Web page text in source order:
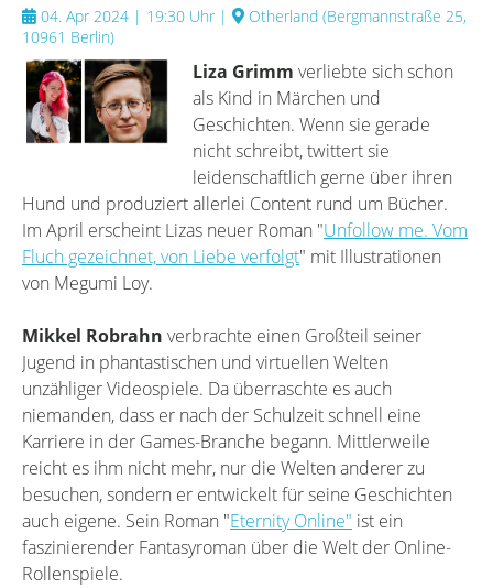
04. Apr 2024 | 19:30 Uhr | Otherland (Bergmannstraße 25,
10961 Berlin)
Liza Grimm verliebte sich schon
als Kind in Märchen und
Geschichten. Wenn sie gerade
nicht schreibt, twittert sie
leidenschaftlich gerne über ihren
Hund und produziert allerlei Content rund um Bücher.
Im April erscheint Lizas neuer Roman "Unfollow me. Vom
Fluch gezeichnet, von Liebe verfolgt" mit Illustrationen
von Megumi Loy.
Mikkel Robrahn verbrachte einen Großteil seiner
Jugend in phantastischen und virtuellen Welten
unzähliger Videospiele. Da überraschte es auch
niemanden, dass er nach der Schulzeit schnell eine
Karriere in der Games-Branche begann. Mittlerweile
reicht es ihm nicht mehr, nur die Welten anderer zu
besuchen, sondern er entwickelt für seine Geschichten
auch eigene. Sein Roman "Eternity Online" ist ein
faszinierender Fantasyroman über die Welt der Online-
Rollenspiele.